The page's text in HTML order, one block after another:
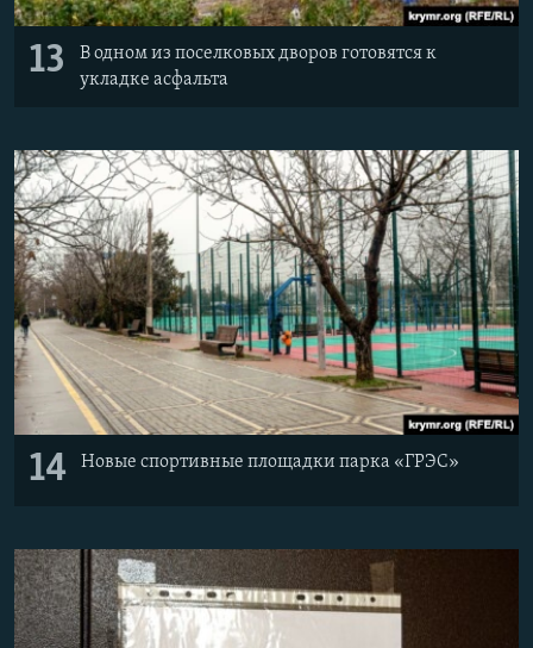
13
В одном из поселковых дворов готовятся к
укладке асфальта
14 Новые спортивные площадки парка «ГРЭС»